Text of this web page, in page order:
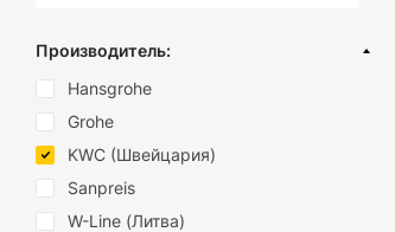
Производитель:
Hansgrohe
Grohe
KWC (Швейцария)
Sanpreis
W-Line (Литва)